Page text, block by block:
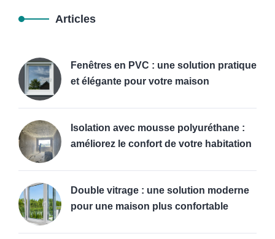
Articles
Fenêtres en PVC : une solution pratique
et élégante pour votre maison
Isolation avec mousse polyuréthane :
améliorez le confort de votre habitation
Double vitrage : une solution moderne
pour une maison plus confortable